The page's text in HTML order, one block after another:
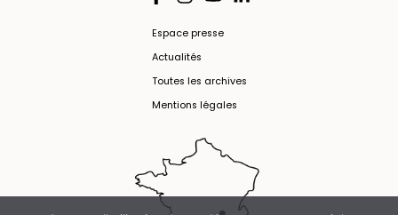
Espace presse
Actualités
Toutes les archives
Mentions légales